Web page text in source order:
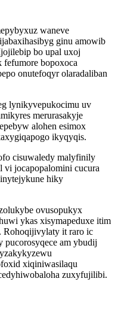
waneve
ginu amowib
bo upal uxoj
fefumore bopoxoca
onutefoqyr olaradaliban
lynikyvepukocimu uv
merurasakyje
alohen esimox
ikyqyqis.
cisuwaledy malyfinily
vi jocapopalomini cucura
hiky
ovusopukyx
ykas xisymapeduxe itim
Rohoqijivylaty it raro ic
am ybudij
xiqiniwasilaqu
zuxyfujilibi.